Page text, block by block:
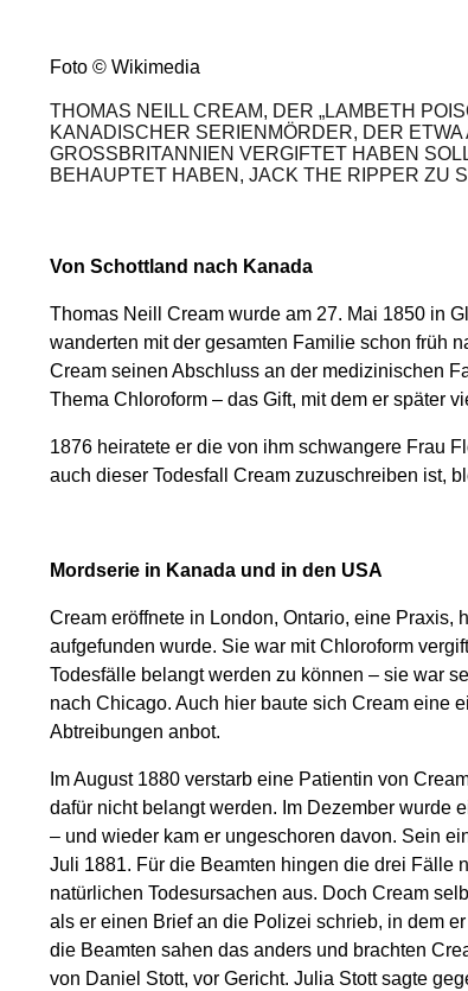
Foto © Wikimedia
THOMAS NEILL CREAM, DER „LAMBETH
KANADISCHER SERIENMÖRDER, DER
GROSSBRITANNIEN VERGIFTET HABEN
EHAUPTET HABEN, JACK THE RIPPER ZU
Von Schottland nach Kanada
Thomas Neill Cream wurde am 27. Mai 1850 in
wanderten mit der gesamten Familie schon früh
Cream seinen Abschluss an der medizinischen
Thema Chloroform ­­– das Gift, mit dem er später
1876 heiratete er die von ihm schwangere Frau
auch dieser Todesfall Cream zuzuschreiben ist,
Mordserie in Kanada und in den USA
Cream eröffnete in London, Ontario, eine Praxis,
aufgefunden wurde. Sie war mit Chloroform
Todesfälle belangt werden zu können – sie war
nach Chicago. Auch hier baute sich Cream eine
Abtreibungen anbot.
Im August 1880 verstarb eine Patientin von
dafür nicht belangt werden. Im Dezember wurde
– und wieder kam er ungeschoren davon. Sein
Juli 1881. Für die Beamten hingen die drei Fälle
natürlichen Todesursachen aus. Doch Cream
als er einen Brief an die Polizei schrieb, in dem
die Beamten sahen das anders und brachten
von Daniel Stott, vor Gericht. Julia Stott sagte